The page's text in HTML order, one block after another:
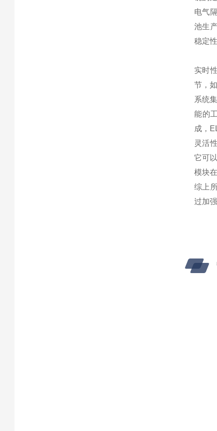
电气
池生
稳定
实时
节，
系统
能的
成，
灵活
它可
模块
综上
过加